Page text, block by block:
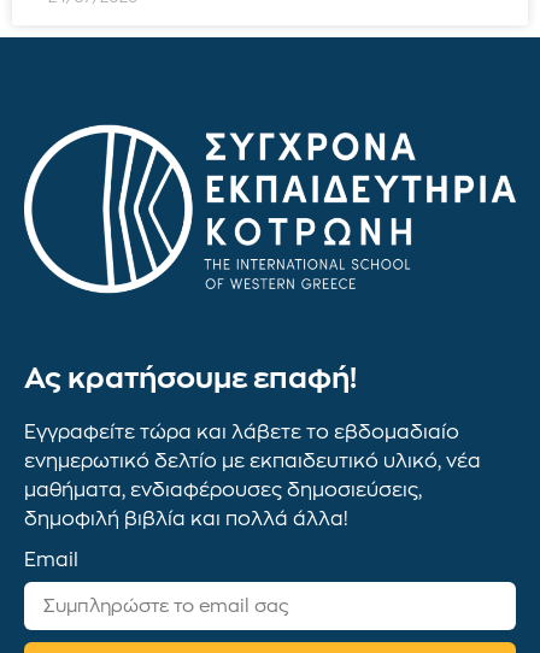
Ας κρατήσουμε επαφή!
Εγγραφείτε τώρα και λάβετε το εβδομαδιαίο
ενημερωτικό δελτίο με εκπαιδευτικό υλικό, νέα
μαθήματα, ενδιαφέρουσες δημοσιεύσεις,
δημοφιλή βιβλία και πολλά άλλα!
Email